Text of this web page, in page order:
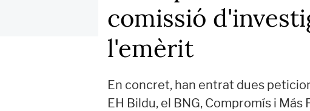
comissió
l'emèrit
En concret, han entrat dues
EH Bildu, el BNG, Compromís i